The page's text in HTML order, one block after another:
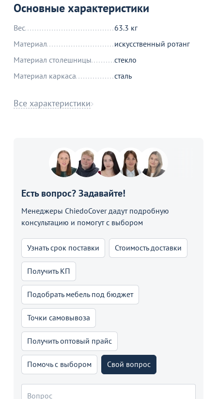
Основные характеристики
Вес
63.3 кг
Материал
искусственный ротанг
Материал столешницы
стекло
Материал каркаса
сталь
Все характеристики
Есть вопрос? Задавайте!
Менеджеры ChiedoCover дадут подробную
консультацию и помогут с выбором
Узнать срок поставки Стоимость доставки
Получить КП
Подобрать мебель под бюджет
Точки самовывоза
Получить оптовый прайс
Помочь с выбором Свой вопрос